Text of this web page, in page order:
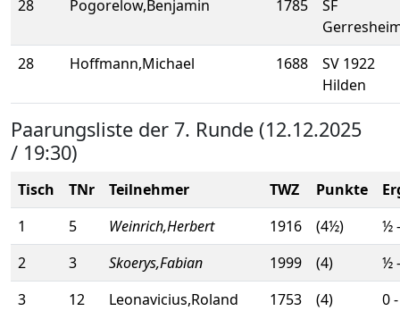
28
Pogorelow,Benjamin 1785
SF
28
Hoffmann,Michael 1688
SV 1922
Hilden
Paarungsliste der 7. Runde (12.12.2025
/ 19:30)
Tisch TNr Teilnehmer TWZ Punkte
1
5 Weinrich,Herbert 1916 (4½)
½
2
3 Skoerys,Fabian 1999 (4)
½
3
12 Leonavicius,Roland 1753 (4)
0